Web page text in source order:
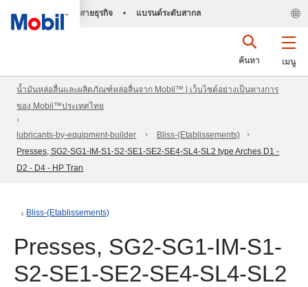
สายธุรกิจ • แบรนด์ระดับสากล
เมนู
ค้นหา
น้ำมันหล่อลื่นและผลิตภัณฑ์หล่อลื่นจาก Mobil™ | เว็บไซต์อย่างเป็นทางการ
ของ Mobil™ประเทศไทย
lubricants-by-equipment-builder
Bliss-(Etablissements)
Presses, SG2-SG1-IM-S1-S2-SE1-SE2-SE4-SL4-SL2 type Arches D1 -
D2 - D4 - HP Tran
Bliss-(Etablissements)
Presses, SG2-SG1-IM-S1-
S2-SE1-SE2-SE4-SL4-SL2